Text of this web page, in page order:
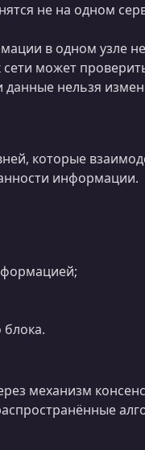
не на одном
в одном узле не
может
нельзя
которые
информации.
механизм